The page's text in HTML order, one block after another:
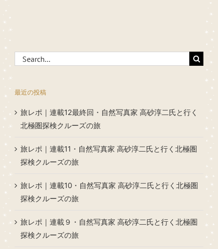
Search
for:
最近の投稿
旅レポ｜連載12最終回・自然写真家 高砂淳二氏と行く
北極圏探検クルーズの旅
旅レポ｜連載11・自然写真家 高砂淳二氏と行く北極圏
探検クルーズの旅
旅レポ｜連載10・自然写真家 高砂淳二氏と行く北極圏
探検クルーズの旅
旅レポ｜連載９・自然写真家 高砂淳二氏と行く北極圏
探検クルーズの旅